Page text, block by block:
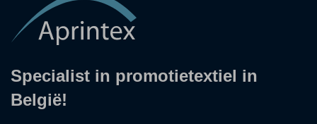
Specialist in promotietextiel in
België!